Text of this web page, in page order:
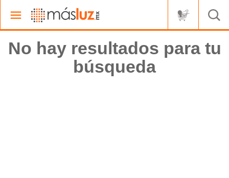
No hay resultados para tu
búsqueda